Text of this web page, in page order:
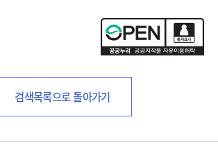
검색목록으로 돌아가기